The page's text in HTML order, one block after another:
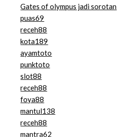
Gates of olympus jadi sorotan
puas69
receh88
kota189
ayamtoto
punktoto
slot88
receh88
foya88
mantul138
receh88
mantra62